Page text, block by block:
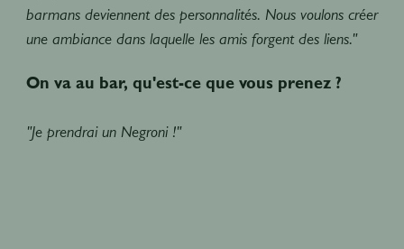
barmans deviennent des personnalités. Nous voulons créer
une ambiance dans laquelle les amis forgent des liens."
On va au bar, qu'est-ce que vous prenez ?
"Je prendrai un Negroni !"